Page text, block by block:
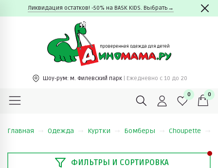
Ликвидация остатков! -50% на BASK KIDS. Выбрать→
Шоу-рум: м. Филевский парк | Ежедневно c 10 до 20
0 0
Главная Одежда Куртки Бомберы Choupette
ФИЛЬТРЫ И СОРТИРОВКА